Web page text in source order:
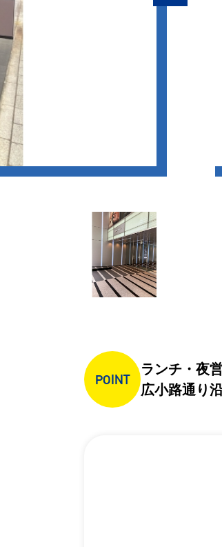
POINT
ランチ・夜
広小路通り